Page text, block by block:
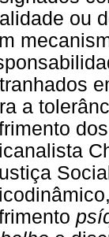
ou
a